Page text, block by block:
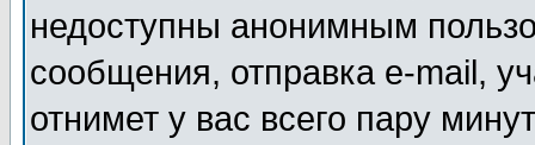
недоступны анонимным
сообщения, отправка e-mail,
отнимет у вас всего пару